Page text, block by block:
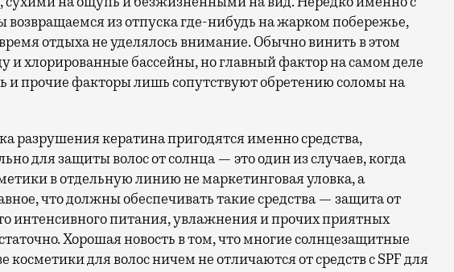
возвращаемся из отпуска где-нибудь на жарком побережье,
отдыха не уделялось внимание. Обычно винить в этом
и хлорированные бассейны, но главный фактор на самом деле
и прочие факторы лишь сопутствуют обретению соломы на
разрушения кератина пригодятся именно средства,
для защиты волос от солнца — это один из случаев, когда
в отдельную линию не маркетинговая уловка, а
что должны обеспечивать такие средства — защита от
интенсивного питания, увлажнения и прочих приятных
Хорошая новость в том, что многие солнцезащитные
косметики для волос ничем не отличаются от средств с SPF для